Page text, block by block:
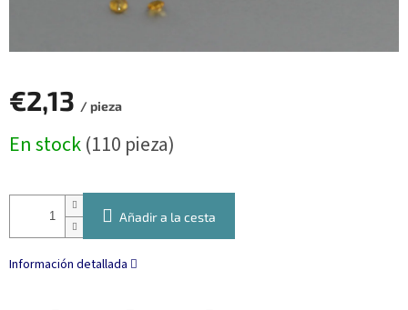
€2,13 / pieza
de
En stock(110 pieza)
Añadir a la cesta
Información detallada